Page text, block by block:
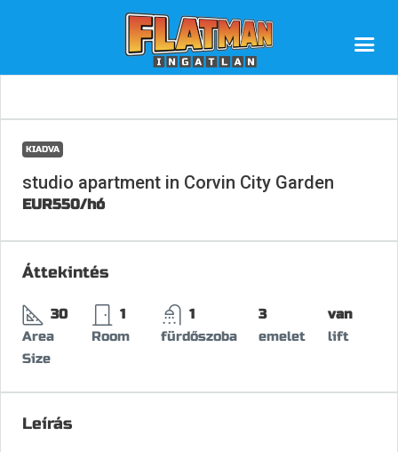
KIADVA
studio apartment in Corvin City Garden
EUR550/hó
Áttekintés
30
Area
Size
1
Room
1
fürdőszoba
3
emelet
van
lift
Leírás